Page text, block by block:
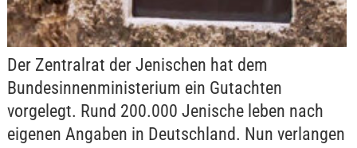
Der Zentralrat der Jenischen hat dem
Bundesinnenministerium ein Gutachten
vorgelegt. Rund 200.000 Jenische leben nach
eigenen Angaben in Deutschland. Nun verlangen